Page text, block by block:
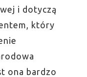
i dotyczą
który
ona bardzo